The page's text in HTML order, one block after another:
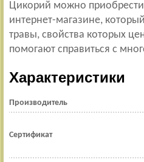
Цикорий можно
интернет-магазине,
травы, свойства которых
помогают справиться с
Характеристики
Производитель
Сертификат